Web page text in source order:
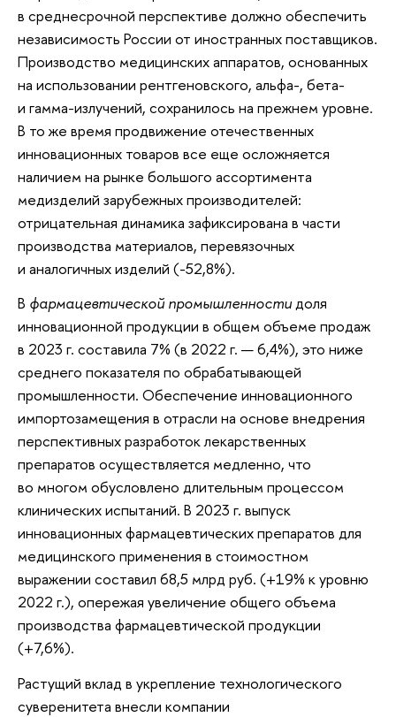
в среднесрочной перспективе должно обеспечить
независимость России от иностранных поставщиков.
Производство медицинских аппаратов, основанных
на использовании рентгеновского, альфа-, бета-
и гамма-излучений, сохранилось на прежнем уровне.
В то же время продвижение отечественных
инновационных товаров все еще осложняется
наличием на рынке большого ассортимента
медизделий зарубежных производителей:
отрицательная динамика зафиксирована в части
производства материалов, перевязочных
и аналогичных изделий (-52,8%).
В фармацевтической промышленностидоля
инновационной продукции в общем объеме продаж
в 2023 г. составила 7% (в 2022 г. — 6,4%), это ниже
среднего показателя по обрабатывающей
промышленности. Обеспечение инновационного
импортозамещения в отрасли на основе внедрения
перспективных разработок лекарственных
препаратов осуществляется медленно, что
во многом обусловлено длительным процессом
клинических испытаний. В 2023 г. выпуск
инновационных фармацевтических препаратов для
медицинского применения в стоимостном
выражении составил 68,5 млрд руб. (+19% к уровню
2022 г.), опережая увеличение общего объема
производства фармацевтической продукции
(+7,6%).
Растущий вклад в укрепление технологического
суверенитета внесли компании